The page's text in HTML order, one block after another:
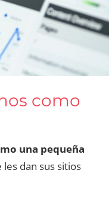
como
una pequeña
dan sus sitios